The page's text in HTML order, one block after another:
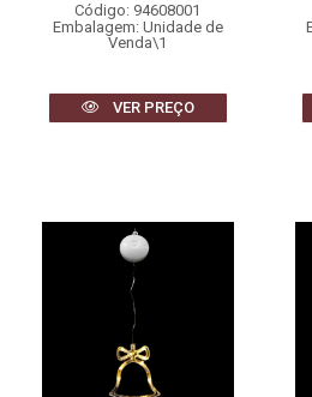
Código: 94608001
Embalagem: Unidade de
Venda\1
VER PREÇO